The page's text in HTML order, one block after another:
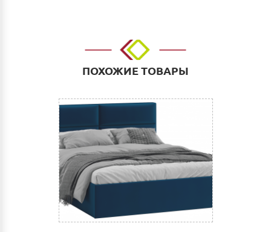
До транспортной компании: 700 руб. Мы работаем
такими транспортными компаниями как: ПЭК, СДЭК,
Деловые линии. Оплата услуг транспортной
Выгрузка и сборка
Подъем мебели до первого этажа или любого этажа
при наличии исправного лифта 400 руб., подъем без
лифта 200 руб/этаж.
Сборка мебели рассчитывается автоматически при
совершении заказа в интернет магазине и является
фиксированной- 3% от стоимости заказа.
Дата доставки, выгрузки и сборки обговаривается
индивидуально.
ПОХОЖИЕ ТОВАРЫ